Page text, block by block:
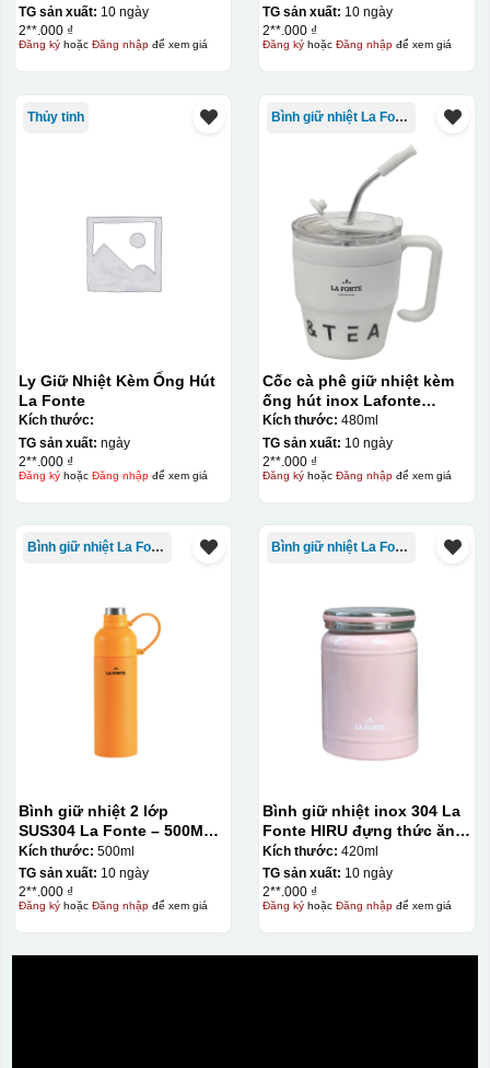
TG sản xuất: 10 ngày
2**.000 ₫
Đăng kýhoặc Đăng nhậpđể xem giá
TG sản xuất: 10 ngày
2**.000 ₫
Đăng kýhoặc Đăng nhậpđể xem giá
Thủy tinh
Ly Giữ Nhiệt Kèm Ống Hút
La Fonte
Kích thước:
TG sản xuất: ngày
2**.000 ₫
Đăng kýhoặc Đăng nhậpđể xem giá
Bình giữ nhiệt La Fonte
Cốc cà phê giữ nhiệt kèm
ống hút inox Lafonte
480ML – 012782
Kích thước: 480ml
TG sản xuất: 10 ngày
2**.000 ₫
Đăng kýhoặc Đăng nhậpđể xem giá
Bình giữ nhiệt La Fonte
Bình giữ nhiệt 2 lớp
SUS304 La Fonte – 500ML –
012737
Kích thước: 500ml
TG sản xuất: 10 ngày
2**.000 ₫
Đăng kýhoặc Đăng nhậpđể xem giá
Bình giữ nhiệt La Fonte
Bình giữ nhiệt inox 304 La
Fonte HIRU đựng thức ăn
420 ml – 012348
Kích thước: 420ml
TG sản xuất: 10 ngày
2**.000 ₫
Đăng kýhoặc Đăng nhậpđể xem giá